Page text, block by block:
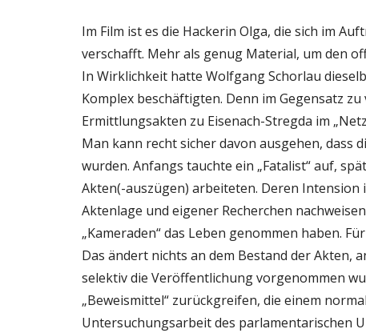
Im Film ist es die Hackerin Olga, die sich im
verschafft. Mehr als genug Material, um den
In Wirklichkeit hatte Wolfgang Schorlau
Komplex beschäftigten. Denn im Gegensatz
Ermittlungsakten zu Eisenach-Stregda im
Man kann recht sicher davon ausgehen, dass
wurden. Anfangs tauchte ein „Fatalist“ auf,
Akten(-auszügen) arbeiteten. Deren
Aktenlage und eigener Recherchen
„Kameraden“ das Leben genommen haben.
Das ändert nichts an dem Bestand der Akten,
selektiv die Veröffentlichung vorgenommen
„Beweismittel“ zurückgreifen, die einem
Untersuchungsarbeit des parlamentarischen